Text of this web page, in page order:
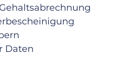
Daten